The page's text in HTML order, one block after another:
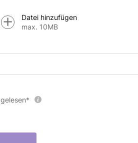
Datei hinzufügen
max. 10MB
gelesen*